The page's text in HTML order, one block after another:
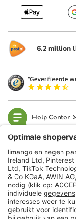
6.2 million
Help Center
limango
Veilig winkelen
Klantenservice
Shop